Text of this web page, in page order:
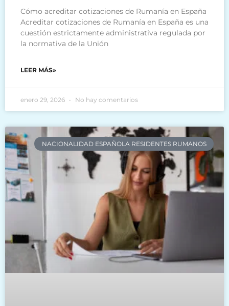
Cómo acreditar cotizaciones de Rumanía en España
Acreditar cotizaciones de Rumanía en España es una
cuestión estrictamente administrativa regulada por
la normativa de la Unión
LEER MÁS»
enero 29, 2026 No hay comentarios
NACIONALIDAD ESPAÑOLA RESIDENTES RUMANOS